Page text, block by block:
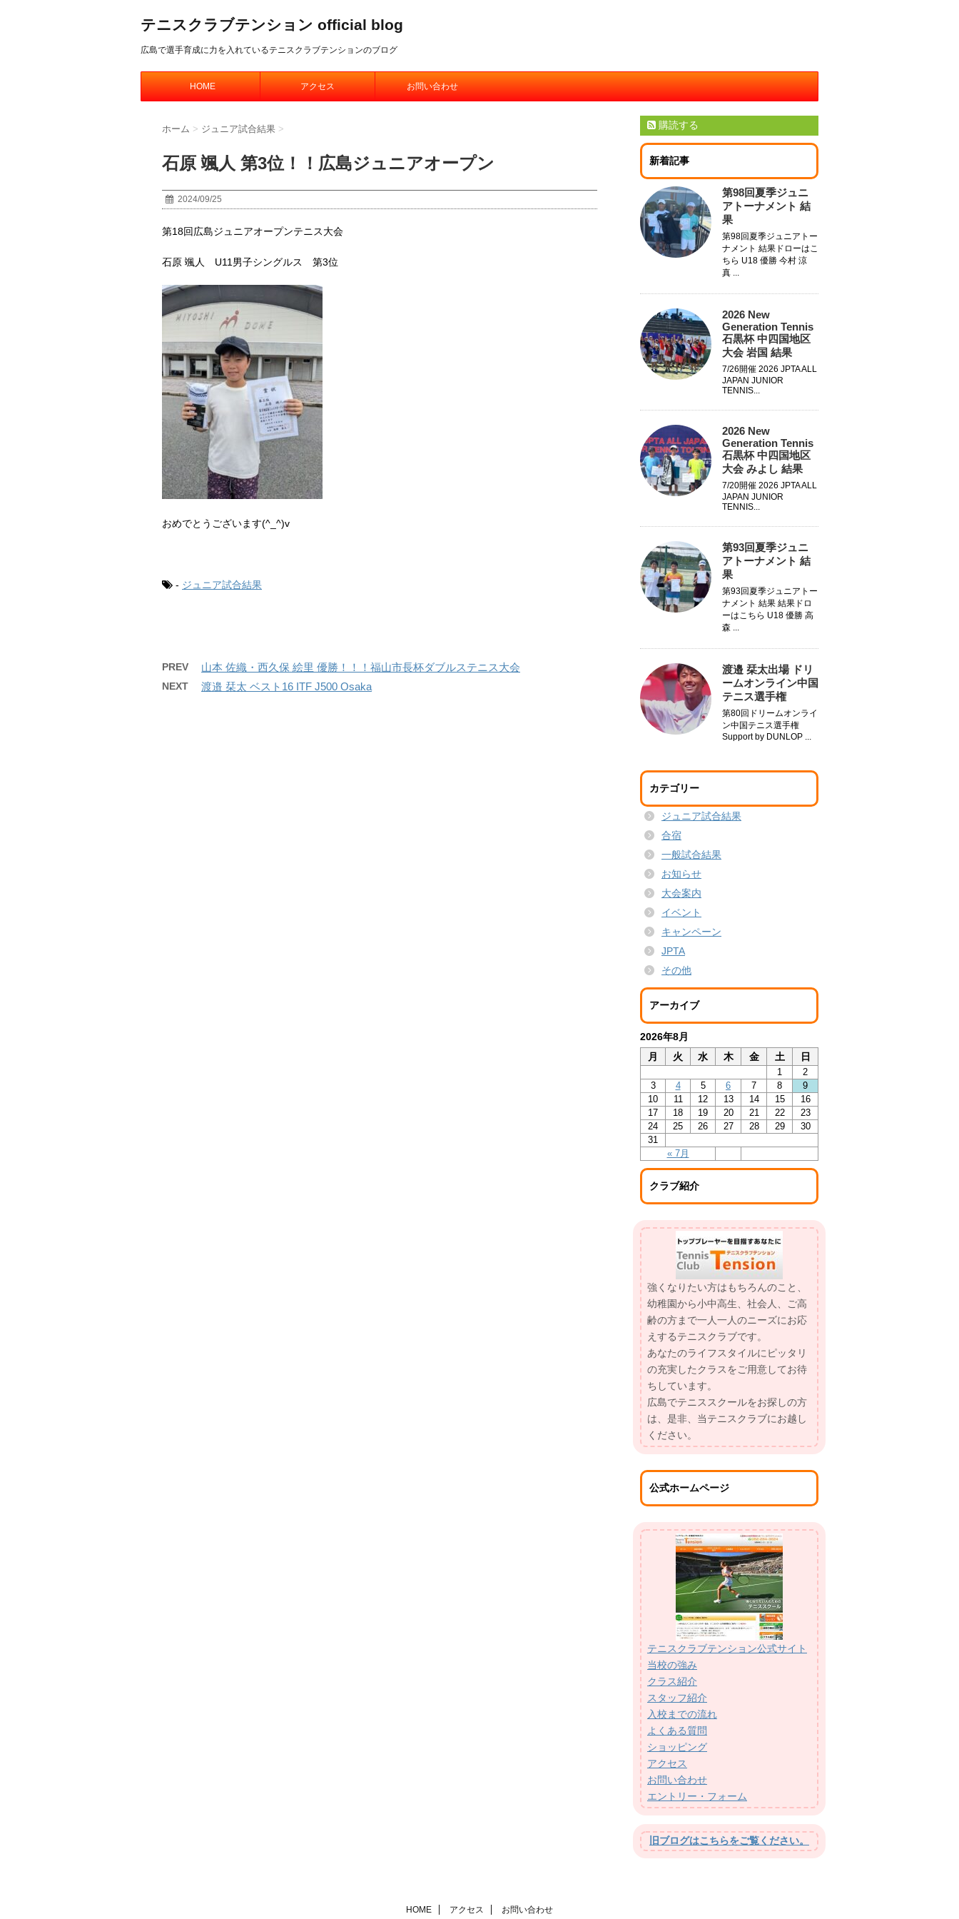
テニスクラブテンション official blog
広島で選手育成に力を入れているテニスクラブテンションのブログ
HOME アクセス お問い合わせ
ホーム > ジュニア試合結果 >
石原 颯人 第3位！！広島ジュニアオープン
2024/09/25
第18回広島ジュニアオープンテニス大会
石原 颯人 U11男子シングルス 第3位
おめでとうございます(^_^)v
- ジュニア試合結果
PREV 山本 佐織・西久保 絵里 優勝！！！福山市長杯ダブルステニス大会
NEXT 渡邉 栞太 ベスト16 ITF J500 Osaka
購読する
新着記事
第98回夏季ジュニ
アトーナメント 結
果
第98回夏季ジュニアトー
ナメント 結果ドローはこ
ちら U18 優勝 今村 涼
真 ...
2026 New
Generation Tennis
石黒杯 中四国地区
大会 岩国 結果
7/26開催 2026 JPTA ALL
JAPAN JUNIOR
TENNIS...
2026 New
Generation Tennis
石黒杯 中四国地区
大会 みよし 結果
7/20開催 2026 JPTA ALL
JAPAN JUNIOR
TENNIS...
第93回夏季ジュニ
アトーナメント 結
果
第93回夏季ジュニアトー
ナメント 結果 結果ドロ
ーはこちら U18 優勝 高
森 ...
渡邉 栞太出場 ドリ
ームオンライン中国
テニス選手権
第80回ドリームオンライ
ン中国テニス選手権
Support by DUNLOP ...
カテゴリー
ジュニア試合結果
合宿
一般試合結果
お知らせ
大会案内
イベント
キャンペーン
JPTA
その他
アーカイブ
2026年8月
月
火 水 木 金 土 日
« 7月
1
2
3
4 5 6 7 8
9
10
11 12 13 14 15
16
17
18 19 20 21 22
23
24
25 26 27 28 29
30
31
クラブ紹介
強くなりたい方はもちろんのこと、
幼稚園から小中高生、社会人、ご高
齢の方まで一人一人のニーズにお応
えするテニスクラブです。
あなたのライフスタイルにピッタリ
の充実したクラスをご用意してお待
ちしています。
広島でテニススクールをお探しの方
は、是非、当テニスクラブにお越し
ください。
公式ホームページ
テニスクラブテンション公式サイト
当校の強み
クラス紹介
スタッフ紹介
入校までの流れ
よくある質問
ショッピング
アクセス
お問い合わせ
エントリー・フォーム
旧ブログはこちらをご覧ください。
HOME アクセス お問い合わせ